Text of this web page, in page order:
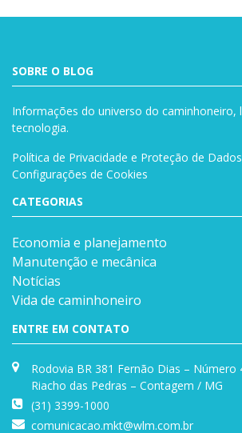
SOBRE O BLOG
Informações do universo do caminhoneiro,
tecnologia.
Política de Privacidade e Proteção de
Configurações de Cookies
CATEGORIAS
Economia e planejamento
Manutenção e mecânica
Notícias
Vida de caminhoneiro
ENTRE EM CONTATO
Rodovia BR 381 Fernão Dias – Número
Riacho das Pedras – Contagem / MG
(31) 3399-1000
comunicacao.mkt@wlm.com.br